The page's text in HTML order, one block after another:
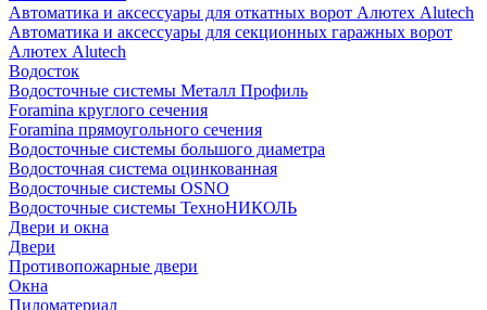
Автоматика и аксессуары для откатных ворот Алютех Alutech
Автоматика и аксессуары для секционных гаражных ворот
Алютех Alutech
Водосток
Водосточные системы Металл Профиль
Foramina круглого сечения
Foramina прямоугольного сечения
Водосточные системы большого диаметра
Водосточная система оцинкованная
Водосточные системы OSNO
Водосточные системы ТехноНИКОЛЬ
Двери и окна
Двери
Противопожарные двери
Окна
Пиломатериал